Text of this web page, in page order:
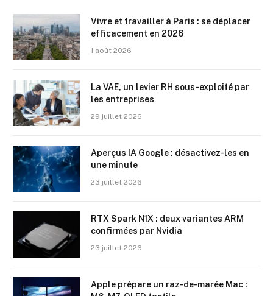
Vivre et travailler à Paris : se déplacer
efficacement en 2026
1 août 2026
La VAE, un levier RH sous-exploité par
les entreprises
29 juillet 2026
Aperçus IA Google : désactivez-les en
une minute
23 juillet 2026
RTX Spark N1X : deux variantes ARM
confirmées par Nvidia
23 juillet 2026
Apple prépare un raz-de-marée Mac :